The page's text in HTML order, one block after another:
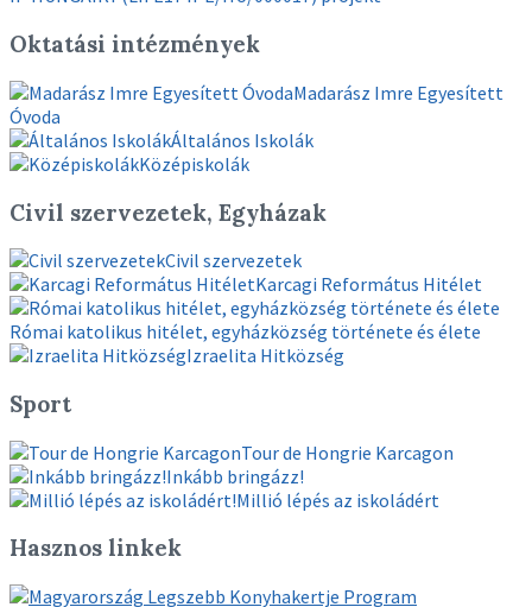
Oktatási intézmények
Madarász Imre Egyesített
Óvoda
Általános Iskolák
Középiskolák
Civil szervezetek, Egyházak
Civil szervezetek
Karcagi Református Hitélet
Római katolikus hitélet, egyházközség története és élete
Izraelita Hitközség
Sport
Tour de Hongrie Karcagon
Inkább bringázz!
Millió lépés az iskoládért
Hasznos linkek